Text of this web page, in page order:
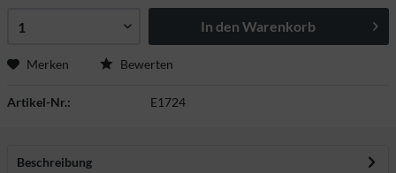
In den Warenkorb
Merken Bewerten
Artikel-Nr.: E1724
Beschreibung